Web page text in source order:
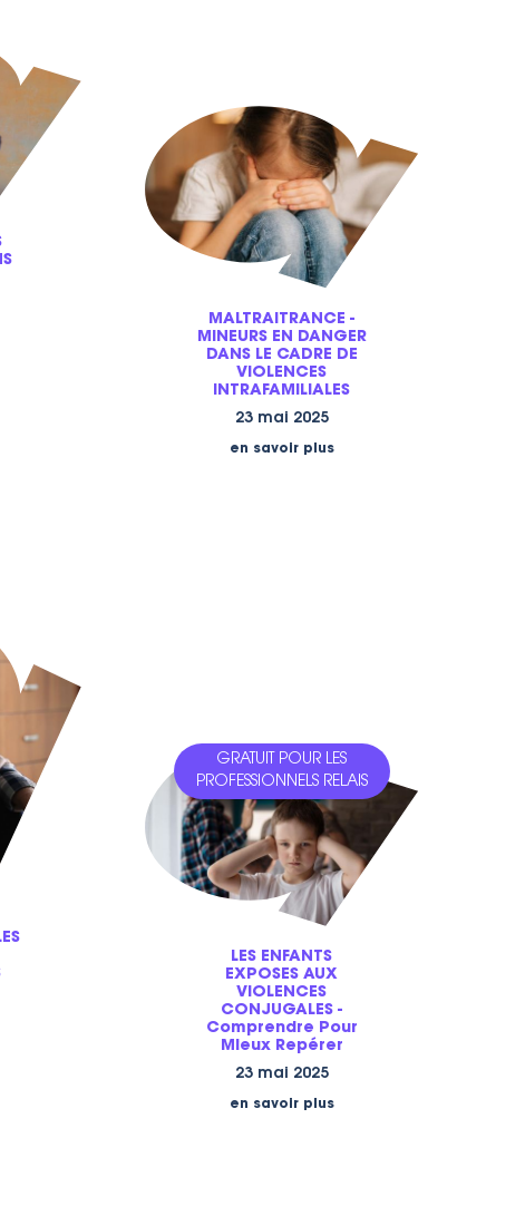
MALTRAITRANCE -
MINEURS EN DANGER
DANS LE CADRE DE
VIOLENCES
INTRAFAMILIALES
23 mai 2025
en savoir plus
LES ENFANTS
EXPOSES AUX
VIOLENCES
CONJUGALES -
Comprendre Pour
Mieux Repérer
23 mai 2025
GRATUIT POUR LES
PROFESSIONNELS RELAIS
en savoir plus